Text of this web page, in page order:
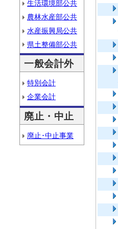
生活環境部公共
農林水産部公共
水産振興局公共
県土整備部公共
一般会計外
特別会計
企業会計
廃止・中止
廃止･中止事業